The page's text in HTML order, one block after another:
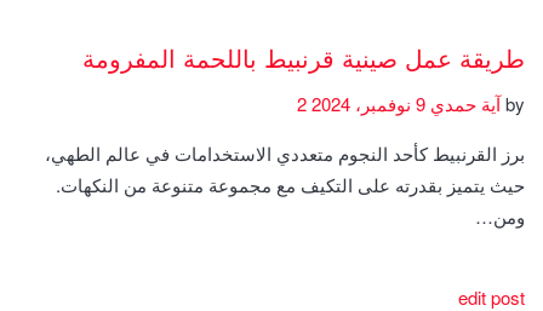
طريقة عمل صينية قرنبيط باللحمة المفرومة
byآية حمدي
برز القرنبيط كأحد النجوم متعددي الاستخدامات في عالم الطهي،
حيث يتميز بقدرته على التكيف مع مجموعة متنوعة من النكهات.
ومن…
edit post